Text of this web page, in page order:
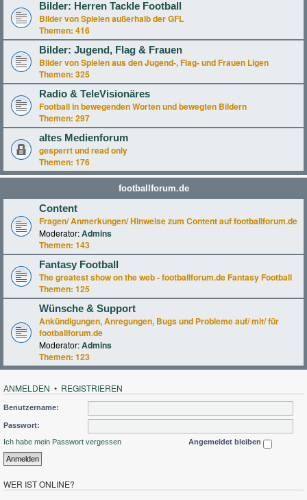
Bilder: Herren Tackle Football
Bilder von Spielen außerhalb der GFL
Themen: 416
Bilder: Jugend, Flag & Frauen
Bilder von Spielen aus den Jugend-, Flag- und Frauen Ligen
Themen: 325
Radio & TeleVisionäres
Football in bewegenden Worten und bewegten Bildern
Themen: 297
altes Medienforum
gesperrt und read only
Themen: 176
footballforum.de
Content
Fragen/ Anmerkungen/ Hinweise zum Content auf footballforum.de
Moderator:Admins
Themen: 143
Fantasy Football
The greatest show on the web - footballforum.de Fantasy Football
Themen: 125
Wünsche & Support
Ankündigungen, Anregungen, Bugs und Probleme auf/ mit/ für
footballforum.de
Moderator:Admins
Themen: 123
ANMELDEN • REGISTRIEREN
Benutzername:
Passwort:
Ich habe mein Passwort vergessen
Angemeldet bleiben
WER IST ONLINE?